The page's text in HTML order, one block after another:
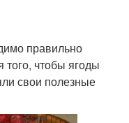
правильно
того, чтобы ягоды
свои полезные